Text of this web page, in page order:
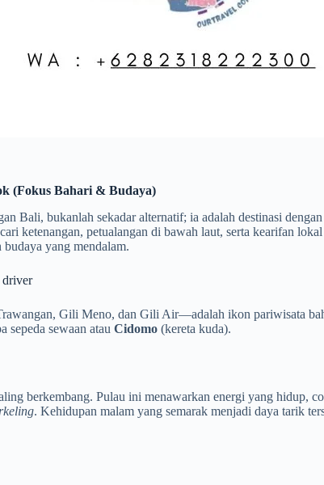
(Fokus Bahari & Budaya)
Bali, bukanlah sekadar alternatif; ia adalah destinasi
ketenangan, petualangan di bawah laut, serta kearifan lokal
yang mendalam.
driver
Gili Meno, dan Gili Air—adalah ikon pariwisata
sepeda sewaan atau Cidomo (kereta kuda).
berkembang. Pulau ini menawarkan energi yang hidup,
. Kehidupan malam yang semarak menjadi daya tarik